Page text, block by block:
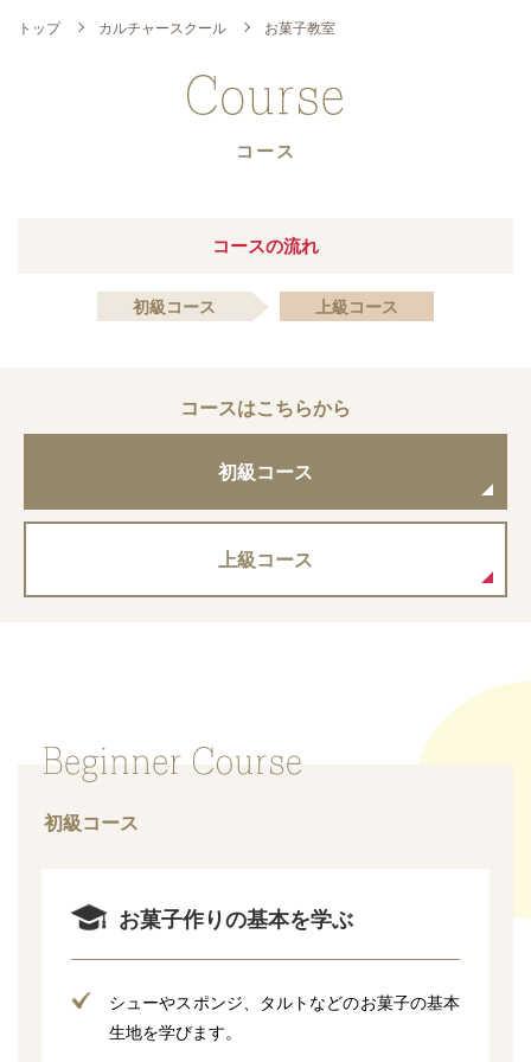
トップ カルチャースクール お菓子教室
コース
コースの流れ
初級コース 上級コース
コースはこちらから
初級コース
上級コース
初級コース
お菓子作りの基本を学ぶ
シューやスポンジ、タルトなどのお菓子の基本
生地を学びます。